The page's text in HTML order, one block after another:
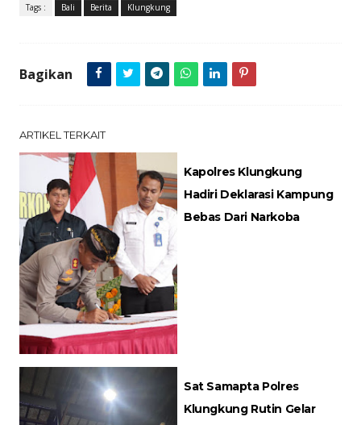
Tags : Bali Berita Klungkung
Bagikan
ARTIKEL TERKAIT
Kapolres Klungkung
Hadiri Deklarasi Kampung
Bebas Dari Narkoba
Sat Samapta Polres
Klungkung Rutin Gelar